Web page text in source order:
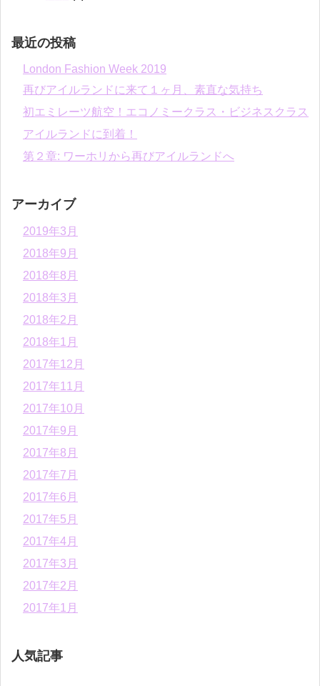
最近の投稿
London Fashion Week 2019
再びアイルランドに来て１ヶ月、素直な気持ち
初エミレーツ航空！エコノミークラス・ビジネスクラス
アイルランドに到着！
第２章: ワーホリから再びアイルランドへ
アーカイブ
2019年3月
2018年9月
2018年8月
2018年3月
2018年2月
2018年1月
2017年12月
2017年11月
2017年10月
2017年9月
2017年8月
2017年7月
2017年6月
2017年5月
2017年4月
2017年3月
2017年2月
2017年1月
人気記事